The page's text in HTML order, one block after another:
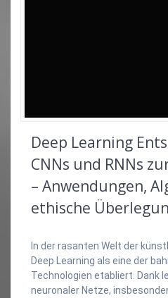
Deep Learning
CNNs und RNNs
– Anwendungen,
ethische
In der rasanten Welt der
Deep Learning als eine der
Technologien etabliert. Dank
neuronaler Netze,